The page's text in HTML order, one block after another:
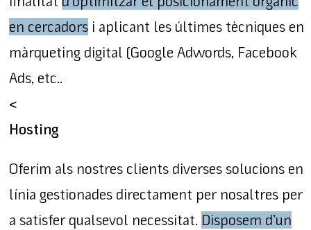
en cercadors i aplicant les últimes tècniques en
màrqueting digital (Google Adwords, Facebook
Ads, etc..
<
Hosting
Oferim als nostres clients diverses solucions en
línia gestionades directament per nosaltres per
a satisfer qualsevol necessitat. Disposem d’un